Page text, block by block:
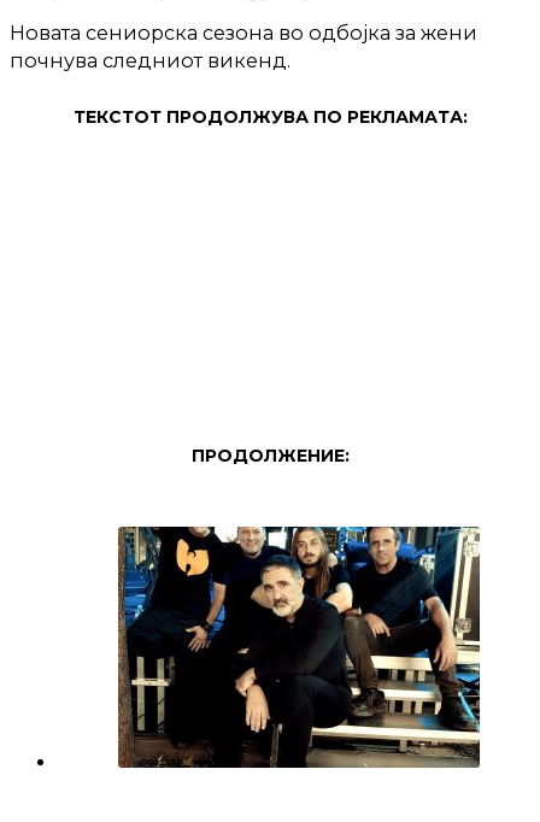
Новата сениорска сезона во одбојка за жени
почнува следниот викенд.
ТЕКСТОТ ПРОДОЛЖУВА ПО РЕКЛАМАТА:
ПРОДОЛЖЕНИЕ: